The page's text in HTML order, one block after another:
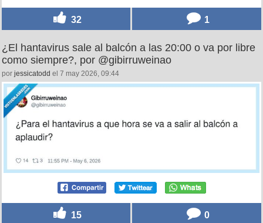
32 1
¿El hantavirus sale al balcón a las 20:00 o va por libre
como siempre?, por @gibirruweinao
por jessicatodd el 7 may 2026, 09:44
15 0